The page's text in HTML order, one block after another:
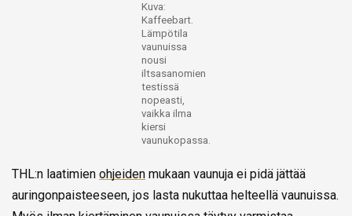
Kuva:
Kaffeebart.
Lämpötila
vaunuissa
nousi
iltsasanomien
testissä
nopeasti,
vaikka ilma
kiersi
vaunukopassa.
THL:n laatimien ohjeiden mukaan vaunuja ei pidä jättää
auringonpaisteeseen, jos lasta nukuttaa helteellä vaunuissa.